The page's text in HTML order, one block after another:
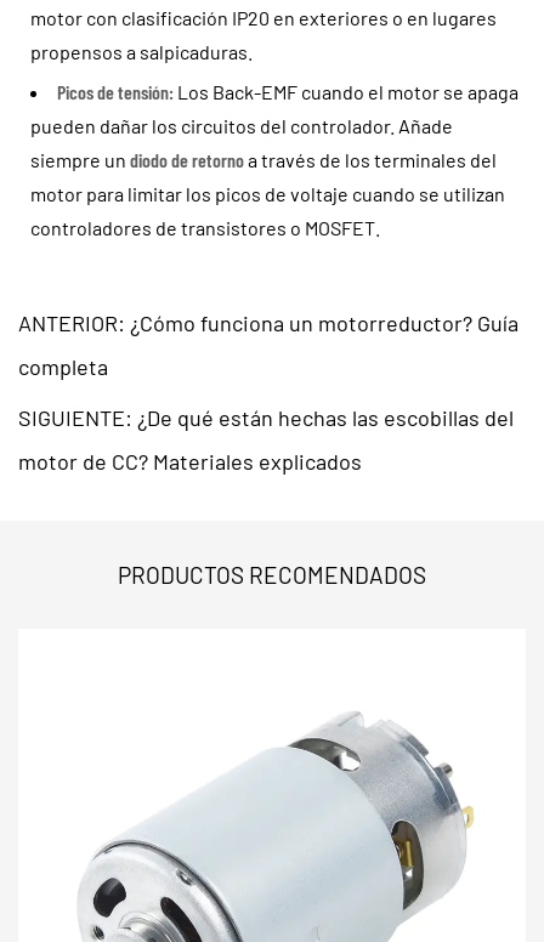
motor con clasificación IP20 en exteriores o en lugares
propensos a salpicaduras.
Picos de tensión: Los Back-EMF cuando el motor se apaga
pueden dañar los circuitos del controlador. Añade
siempre un diodo de retornoa través de los terminales del
motor para limitar los picos de voltaje cuando se utilizan
controladores de transistores o MOSFET.
ANTERIOR: ¿Cómo funciona un motorreductor? Guía
completa
SIGUIENTE: ¿De qué están hechas las escobillas del
motor de CC? Materiales explicados
PRODUCTOS RECOMENDADOS